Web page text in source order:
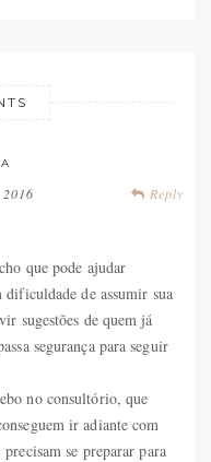
Reply
que pode ajudar
dificuldade de assumir sua
sugestões de quem já
segurança para seguir
no consultório, que
ir adiante com
precisam se preparar para